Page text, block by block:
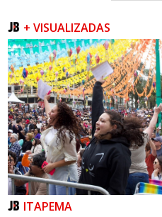
+ VISUALIZADAS
ITAPEMA